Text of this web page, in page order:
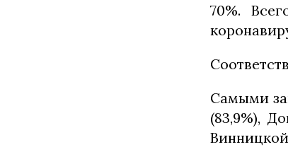
70%.
Самыми
(83,9%),
Винницкой